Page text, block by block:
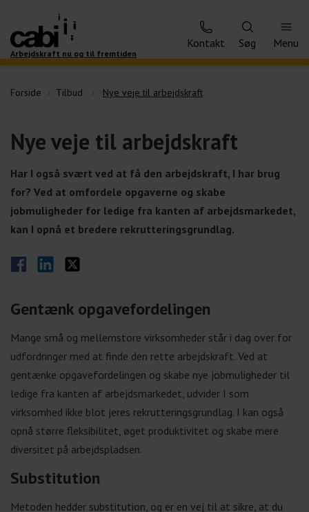
Arbejdskraft nu og til fremtiden
Kontakt Søg Menu
Forside Tilbud Nye veje til arbejdskraft
Nye veje til arbejdskraft
Har I også svært ved at få den arbejdskraft, I har brug
for? Ved at omfordele opgaverne og skabe
jobmuligheder for ledige fra kanten af arbejdsmarkedet,
kan I opnå et bredere rekrutteringsgrundlag.
Del på Facebook
Del på LinkedIn
Del på Twitter
Gentænk opgavefordelingen
Mange små og mellemstore virksomheder står i dag over for
udfordringer med at finde den rette arbejdskraft. Ved at
gentænke opgavefordelingen og skabe nye jobmuligheder til
ledige fra kanten af arbejdsmarkedet, udvider I som
virksomhed ikke blot jeres rekrutteringsgrundlag. I kan også
opnå større fleksibilitet, øget produktivitet og skabe mere
diversitet på arbejdspladsen.
Substitution
Metoden hedder substitution, og er en vej til at sikre, at du